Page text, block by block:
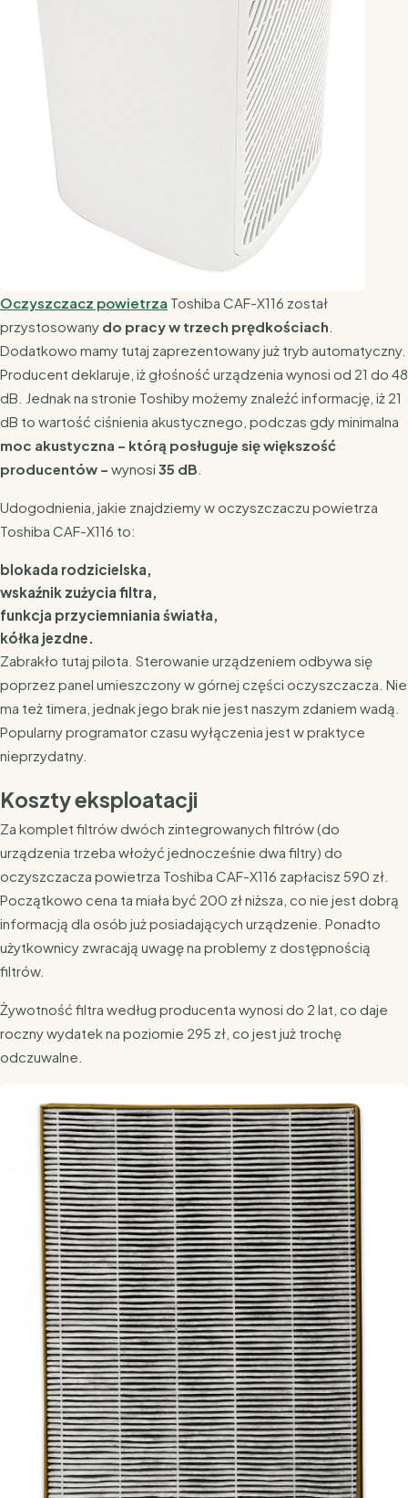
Oczyszczacz powietrza Toshiba CAF-X116 został
przystosowany do pracy w trzech prędkościach
Dodatkowo mamy tutaj zaprezentowany już tryb automatyczny.
Producent deklaruje, iż głośność urządzenia wynosi od 21 do 48
dB. Jednak na stronie Toshiby możemy znaleźć informację, iż 21
dB to wartość ciśnienia akustycznego, podczas gdy minimalna
moc akustyczna – którą posługuje się większość
producentów – wynosi 35 dB
Udogodnienia, jakie znajdziemy w oczyszczaczu powietrza
Toshiba CAF-X116 to:
blokada rodzicielska,
wskaźnik zużycia filtra,
funkcja przyciemniania światła,
kółka jezdne.
Zabrakło tutaj pilota. Sterowanie urządzeniem odbywa się
poprzez panel umieszczony w górnej części oczyszczacza. Nie
ma też timera, jednak jego brak nie jest naszym zdaniem wadą.
Popularny programator czasu wyłączenia jest w praktyce
nieprzydatny.
Koszty eksploatacji
Za komplet filtrów dwóch zintegrowanych filtrów (do
urządzenia trzeba włożyć jednocześnie dwa filtry) do
oczyszczacza powietrza Toshiba CAF-X116 zapłacisz 590 zł.
Początkowo cena ta miała być 200 zł niższa, co nie jest dobrą
informacją dla osób już posiadających urządzenie. Ponadto
użytkownicy zwracają uwagę na problemy z dostępnością
filtrów.
Żywotność filtra według producenta wynosi do 2 lat, co daje
roczny wydatek na poziomie 295 zł, co jest już trochę
odczuwalne.